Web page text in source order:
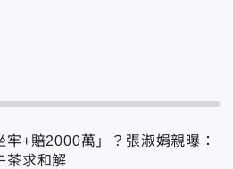
牢+賠2000萬」？張淑娟親曝：
茶求和解